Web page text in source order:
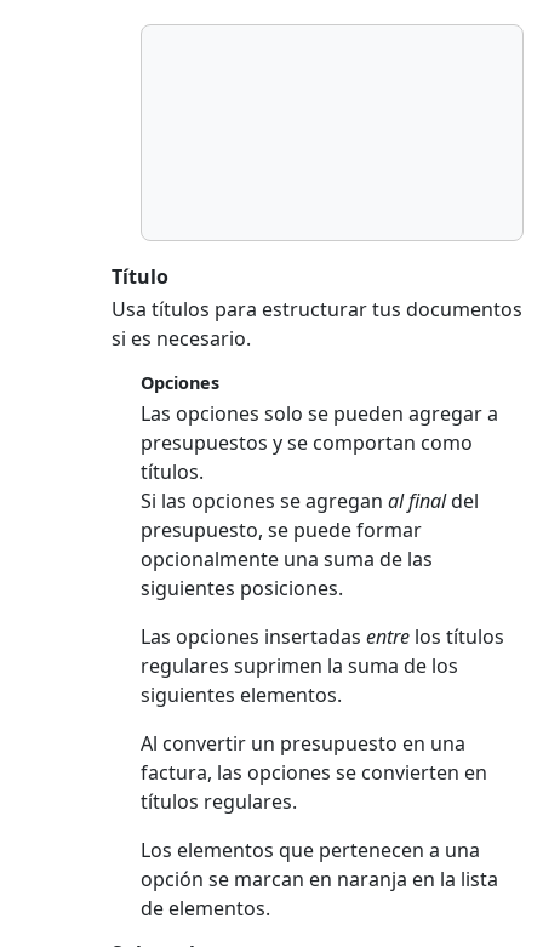
Título
Usa títulos para estructurar tus documentos
si es necesario.
Opciones
Las opciones solo se pueden agregar a
presupuestos y se comportan como
títulos.
Si las opciones se agregan al finaldel
presupuesto, se puede formar
opcionalmente una suma de las
siguientes posiciones.
Las opciones insertadas entre los títulos
regulares suprimen la suma de los
siguientes elementos.
Al convertir un presupuesto en una
factura, las opciones se convierten en
títulos regulares.
Los elementos que pertenecen a una
opción se marcan en naranja en la lista
de elementos.